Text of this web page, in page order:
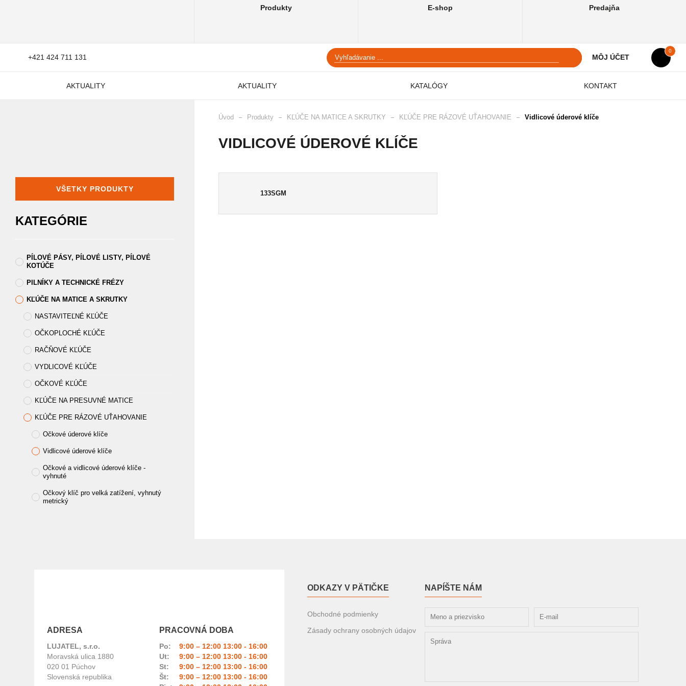
Produkty E-shop Predajňa
+421 424 711 131 MÔJ ÚČET
0
AKTUALITY AKTUALITY KATALÓGY KONTAKT
Úvod Produkty KĽÚČE NA MATICE A SKRUTKY KĽÚČE PRE RÁZOVÉ UŤAHOVANIE Vidlicové úderové klíče
VŠETKY PRODUKTY
KATEGÓRIE
PÍLOVÉ PÁSY, PÍLOVÉ LISTY, PÍLOVÉ
KOTÚČE
PILNÍKY A TECHNICKÉ FRÉZY
KĽÚČE NA MATICE A SKRUTKY
NASTAVITEĽNÉ KĽÚČE
OČKOPLOCHÉ KĽÚČE
RAČŇOVÉ KĽÚČE
VYDLICOVÉ KĽÚČE
OČKOVÉ KĽÚČE
KĽÚČE NA PRESUVNÉ MATICE
KĽÚČE PRE RÁZOVÉ UŤAHOVANIE
Očkové úderové klíče
Vidlicové úderové klíče
Očkové a vidlicové úderové klíče -
vyhnuté
Očkový klíč pro velká zatížení, vyhnutý
metrický
SKRUTKOVAČE, IMBUSOVÉ KĽÚČE
KLIEŠTE
KĽÚČE A NÁRADIE NA TRUBKY
VIDLICOVÉ ÚDEROVÉ KLÍČE
133SGM
ADRESA
LUJATEL, s.r.o.
Moravská ulica 1880
020 01 Púchov
Slovenská republika
PRACOVNÁ DOBA
Po:
9:00 – 12:00 13:00 - 16:00
Ut:
9:00 – 12:00 13:00 - 16:00
St:
9:00 – 12:00 13:00 - 16:00
Št:
9:00 – 12:00 13:00 - 16:00
ODKAZY V PÄTIČKE
Obchodné podmienky
Zásady ochrany osobných údajov
NAPÍŠTE NÁM